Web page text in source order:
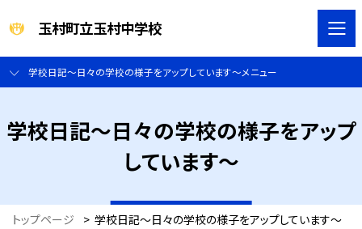
玉村町立玉村中学校
学校日記～日々の学校の様子をアップしています～メニュー
学校日記～日々の学校の様子をアップ
しています～
トップページ > 学校日記～日々の学校の様子をアップしています～